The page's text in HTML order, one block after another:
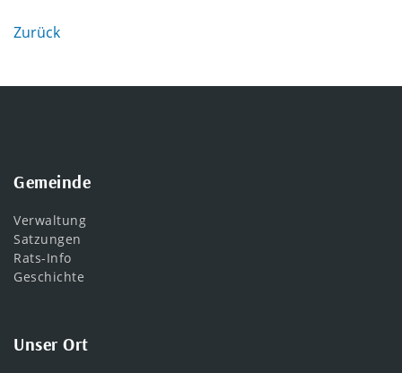
Zurück
Gemeinde
Verwaltung
Satzungen
Rats-Info
Geschichte
Unser Ort